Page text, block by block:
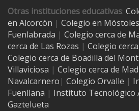
Otras instituciones educativas:
en Alcorcón | Colegio en Móstoles
Fuenlabrada | Colegio cerca de
cerca de Las Rozas | Colegio
Colegio cerca de Boadilla del
Villaviciosa | Colegio cerca de
Navalcarnero | Colegio Orvalle |
Fuenllana | Instituto Tecnológico
Gaztelueta